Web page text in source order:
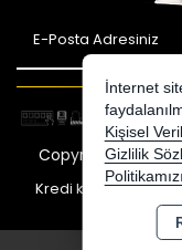
Copyright 2026
Kredi kartı
İnternet
Kişisel
Gizlilik
Politikamızı